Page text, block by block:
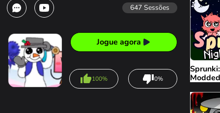
647 Sessões
Jogue agora
100% 0%
Modded